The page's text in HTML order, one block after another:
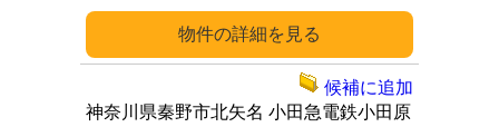
詳細
神奈川県秦野市北矢名 小田急電鉄小田原
候補に追加